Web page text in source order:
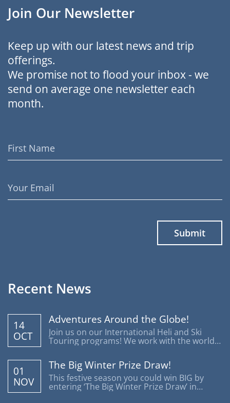
Join Our Newsletter
Keep up with our latest news and trip
offerings.
We promise not to flood your inbox - we
send on average one newsletter each
month.
First
Name
Address
Recent News
14
OCT
Adventures Around the Globe!
Join us on our International Heli and Ski
Touring programs! We work with the world's
around the globe.
01
NOV
The Big Winter Prize Draw!
This festive season you could win BIG by
entering ‘The Big Winter Prize Draw’ in